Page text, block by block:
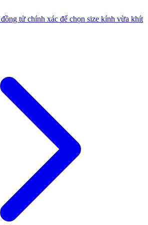
tử chính xác để chọn size kính vừa khít